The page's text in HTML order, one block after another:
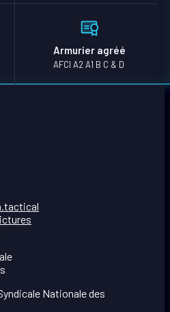
Armurier agréé
AFCI A2 A1 B C & D
Nationale des